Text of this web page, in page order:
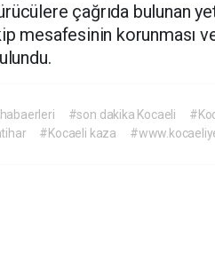
çağrıda bulunan
mesafesinin korunması
#son dakika Kocaeli
#Kocaeli kaza